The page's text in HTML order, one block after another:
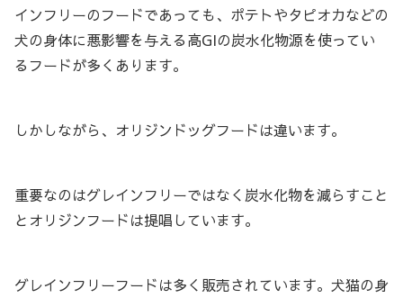
インフリーのフードであっても、ポテトやタピオカなどの
犬の身体に悪影響を与える高GIの炭水化物源を使ってい
るフードが多くあります。
しかしながら、オリジンドッグフードは違います。
重要なのはグレインフリーではなく炭水化物を減らすこと
とオリジンフードは提唱しています。
グレインフリーフードは多く販売されています。犬猫の身